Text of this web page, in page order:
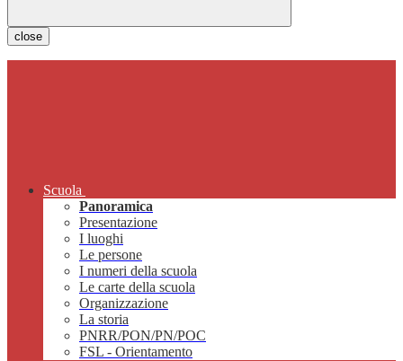
close
Scuola
Panoramica
Presentazione
I luoghi
Le persone
I numeri della scuola
Le carte della scuola
Organizzazione
La storia
PNRR/PON/PN/POC
FSL - Orientamento